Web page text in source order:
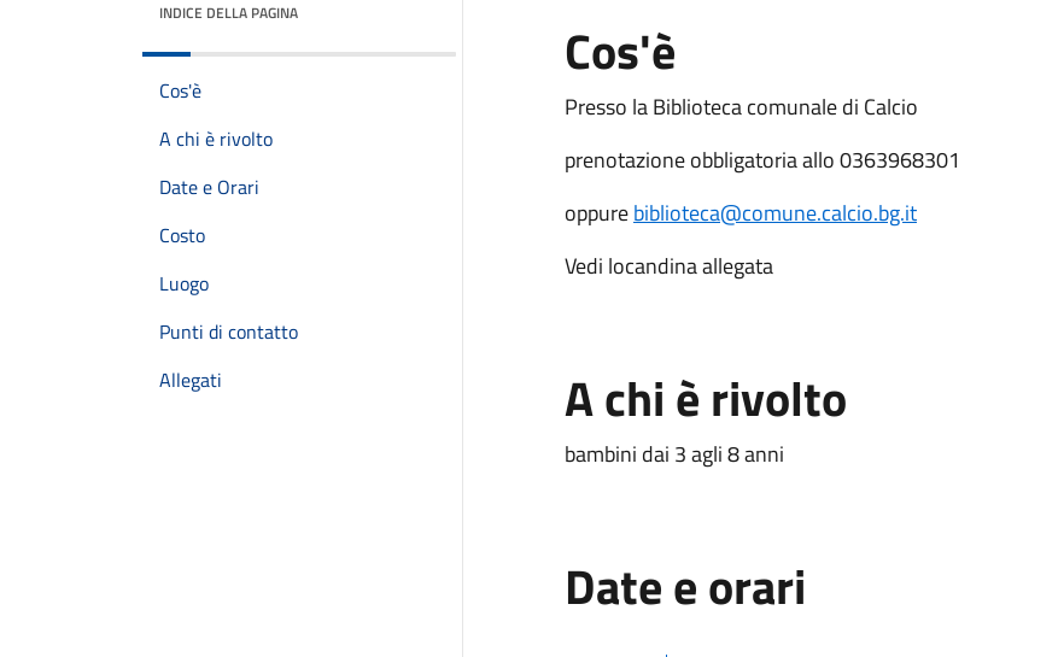
INDICE DELLA PAGINA
Cos'è
A chi è rivolto
Date e Orari
Costo
Luogo
Punti di contatto
Allegati
Cos'è
Presso la Biblioteca comunale di Calcio
prenotazione obbligatoria allo 0363968301
oppurebiblioteca@comune.calcio.bg.it
Vedi locandina allegata
A chi è rivolto
bambini dai 3 agli 8 anni
Date e orari